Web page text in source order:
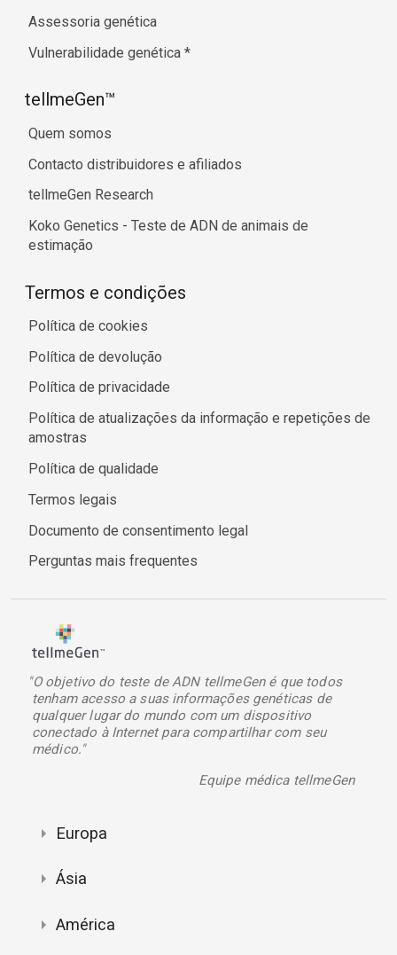
Assessoria genética
Vulnerabilidade genética *
tellmeGen™
Quem somos
Contacto distribuidores e afiliados
tellmeGen Research
Koko Genetics - Teste de ADN de animais de
estimação
Termos e condições
Política de cookies
Política de devolução
Política de privacidade
Política de atualizações da informação e repetições de
amostras
Política de qualidade
Termos legais
Documento de consentimento legal
Perguntas mais frequentes
"O objetivo do teste de ADN tellmeGen é que todos
tenham acesso a suas informações genéticas de
qualquer lugar do mundo com um dispositivo
conectado à Internet para compartilhar com seu
médico."
Equipe médica tellmeGen
Europa
Ásia
América